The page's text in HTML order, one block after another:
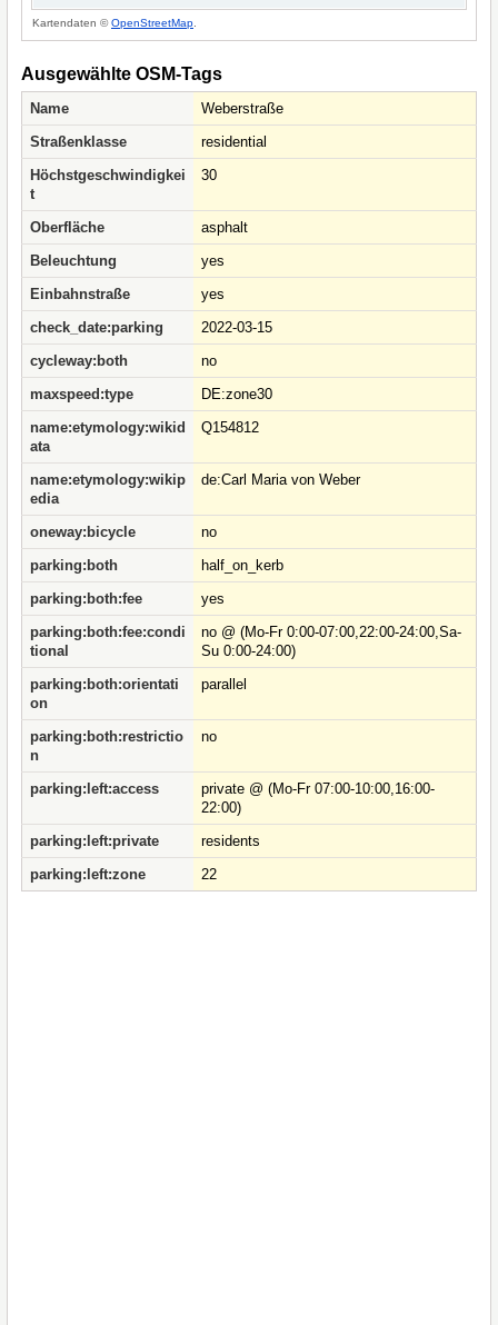
Kartendaten ©OpenStreetMap
Ausgewählte OSM-Tags
Name
Weberstraße
Straßenklasse
residential
Höchstgeschwindigkei
t
30
Oberfläche
asphalt
Beleuchtung
yes
Einbahnstraße
yes
check_date:parking
2022-03-15
cycleway:both
no
maxspeed:type
DE:zone30
name:etymology:wikid
ata
Q154812
name:etymology:wikip
edia
de:Carl Maria von Weber
oneway:bicycle
no
parking:both
half_on_kerb
parking:both:fee
yes
parking:both:fee:condi
tional
no @ (Mo-Fr 0:00-07:00,22:00-24:00,Sa-
Su 0:00-24:00)
parking:both:orientati
on
parallel
parking:both:restrictio
n
no
parking:left:access
private @ (Mo-Fr 07:00-10:00,16:00-
22:00)
parking:left:private
residents
parking:left:zone
22